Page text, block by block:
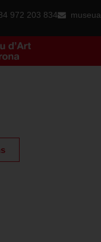
972 203 834